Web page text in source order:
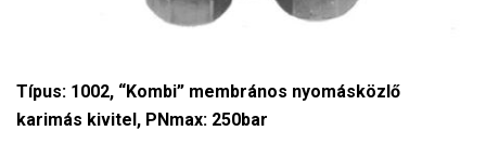
Típus: 1002, “Kombi” membrános nyomásközlő
karimás kivitel, PNmax: 250bar